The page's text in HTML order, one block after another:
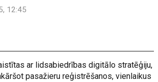
12:45
ar lidsabiedrības digitālo stratēģiju,
pasažieru reģistrēšanos, vienlaikus